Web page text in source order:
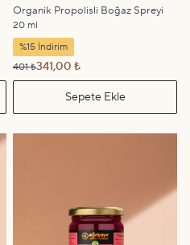
Organik Propolisli Boğaz Spreyi
20 ml
%15 İndirim
401 ₺341,00 ₺
Sepete Ekle